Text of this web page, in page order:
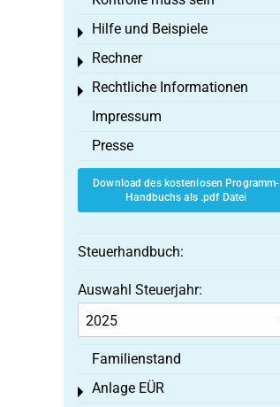
Hilfe und Beispiele
Toggle menu
Rechner
Toggle menu
Rechtliche Informationen
Toggle menu
Impressum
Presse
Download des kostenlosen Programm-
Handbuchs als .pdf Datei
Steuerhandbuch:
Auswahl Steuerjahr:
Familienstand
Anlage EÜR
Toggle menu